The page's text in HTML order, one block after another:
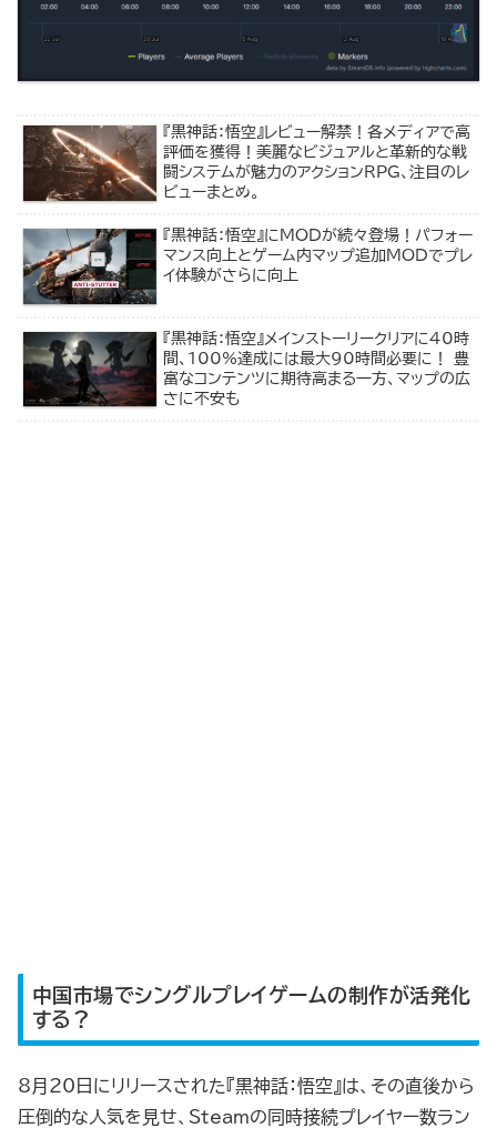
『黒神話：悟空』レビュー解禁！各メディアで高
評価を獲得！美麗なビジュアルと革新的な戦
闘システムが魅力のアクションRPG、注目のレ
ビューまとめ。
『黒神話：悟空』にMODが続々登場！パフォー
マンス向上とゲーム内マップ追加MODでプレ
イ体験がさらに向上
『黒神話：悟空』メインストーリークリアに40時
間、100%達成には最大90時間必要に！ 豊
富なコンテンツに期待高まる一方、マップの広
さに不安も
中国市場でシングルプレイゲームの制作が活発化
する？
8月20日にリリースされた『黒神話：悟空』は、その直後から
圧倒的な人気を見せ、Steamの同時接続プレイヤー数ラン